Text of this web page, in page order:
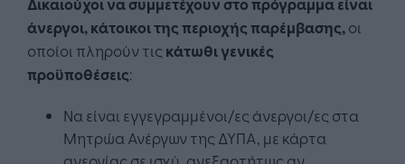
άνεργοι, κάτοικοι της περιοχής παρέμβασης,οι
οποίοι πληρούν τις κάτωθι γενικές
προϋποθέσεις:
Να είναι εγγεγραμμένοι/ες άνεργοι/ες στα
Μητρώα Ανέργων της ΔΥΠΑ, με κάρτα
ανεργίας σε ισχύ, ανεξαρτήτως αν